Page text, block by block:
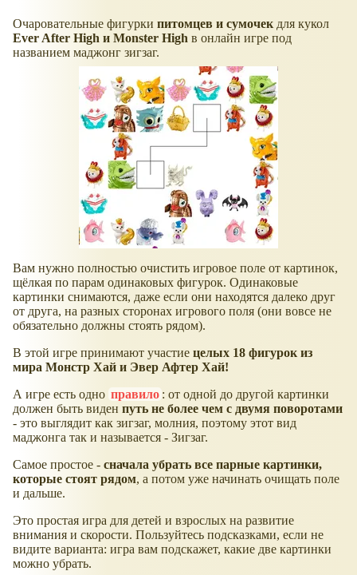
Очаровательные фигурки питомцев и сумочек для кукол
Ever After High и Monster High в онлайн игре под
названием маджонг зигзаг.
Вам нужно полностью очистить игровое поле от картинок,
щёлкая по парам одинаковых фигурок. Одинаковые
картинки снимаются, даже если они находятся далеко друг
от друга, на разных сторонах игрового поля (они вовсе не
обязательно должны стоять рядом).
В этой игре принимают участие целых 18 фигурок из
мира Монстр Хай и Эвер Афтер Хай!
А игре есть одно правило : от одной до другой картинки
должен быть виден путь не более чем с двумя поворотами
- это выглядит как зигзаг, молния, поэтому этот вид
маджонга так и называется - Зигзаг.
Самое простое - сначала убрать все парные картинки,
которые стоят рядом, а потом уже начинать очищать поле
и дальше.
Это простая игра для детей и взрослых на развитие
внимания и скорости. Пользуйтесь подсказками, если не
видите варианта: игра вам подскажет, какие две картинки
можно убрать.